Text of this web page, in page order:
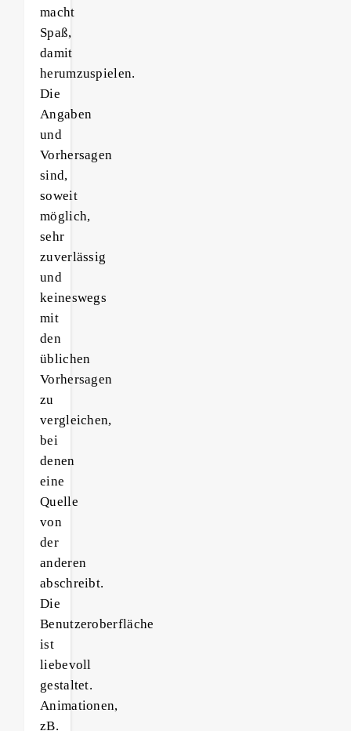
macht
Spaß,
damit
herumzuspielen.
Die
Angaben
und
Vorhersagen
sind,
soweit
möglich,
sehr
zuverlässig
und
keineswegs
mit
den
üblichen
Vorhersagen
zu
vergleichen,
bei
denen
eine
Quelle
von
der
anderen
abschreibt.
Die
Benutzeroberfläche
ist
liebevoll
gestaltet.
Animationen,
zB.